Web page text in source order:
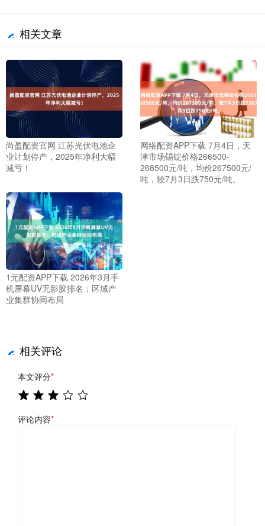
相关文章
尚盈配资官网 江苏光伏电池企
业计划停产，2025年净利大幅
减亏！
网络配资APP下载 7月4日，天
津市场锡锭价格266500-
268500元/吨，均价267500元/
吨，较7月3日跌750元/吨。
1元配资APP下载 2026年3月手
机屏幕UV无影胶排名：区域产
业集群协同布局
相关评论
本文评分*
评论内容*